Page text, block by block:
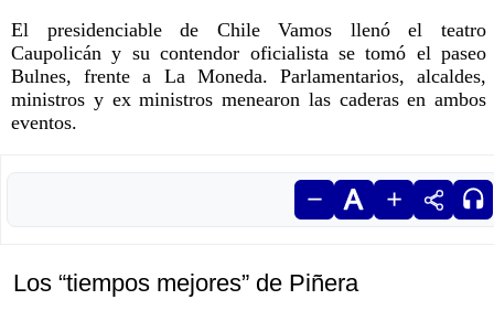
El presidenciable de Chile Vamos llenó el teatro
Caupolicán y su contendor oficialista se tomó el paseo
Bulnes, frente a La Moneda. Parlamentarios, alcaldes,
ministros y ex ministros menearon las caderas en ambos
eventos.
Los “tiempos mejores” de Piñera